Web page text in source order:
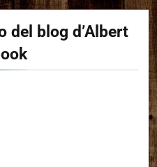
del blog d’Albert